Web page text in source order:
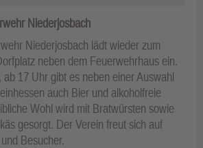
Niederjosbach
Niederjosbach lädt wieder zum
neben dem Feuerwehrhaus ein.
17 Uhr gibt es neben einer Auswahl
auch Bier und alkoholfreie
Wohl wird mit Bratwürsten sowie
gesorgt. Der Verein freut sich auf
Besucher.
en